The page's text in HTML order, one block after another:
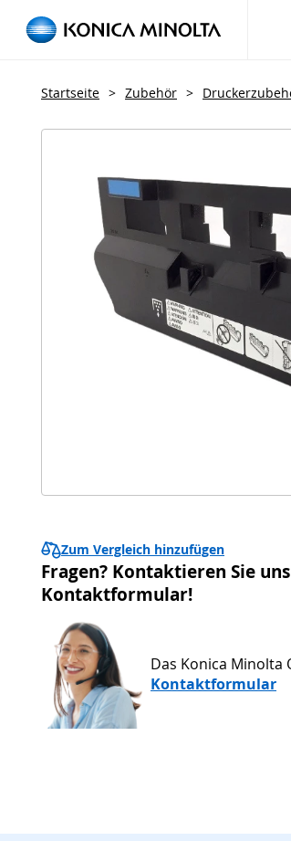
Startseite > Zubehör >
Zum Vergleich hinzufügen
Fragen? Kontaktieren Sie
Kontaktformular!
Das Konica Minolta
Kontaktformular